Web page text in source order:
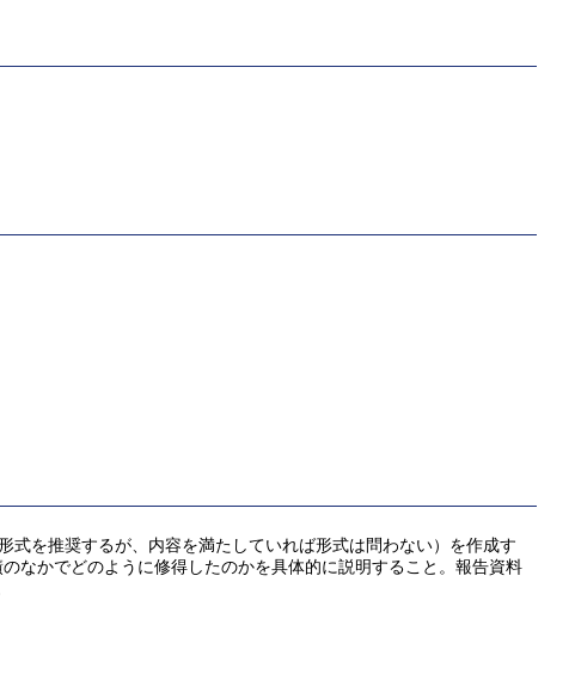
を推奨するが、内容を満たしていれば形式は問わない）を作成す
なかでどのように修得したのかを具体的に説明すること。報告資料